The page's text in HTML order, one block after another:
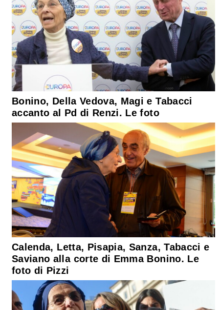
Bonino, Della Vedova, Magi e Tabacci
accanto al Pd di Renzi. Le foto
Calenda, Letta, Pisapia, Sanza, Tabacci e
Saviano alla corte di Emma Bonino. Le
foto di Pizzi